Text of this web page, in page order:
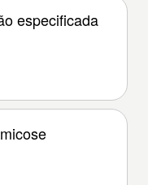
especificada